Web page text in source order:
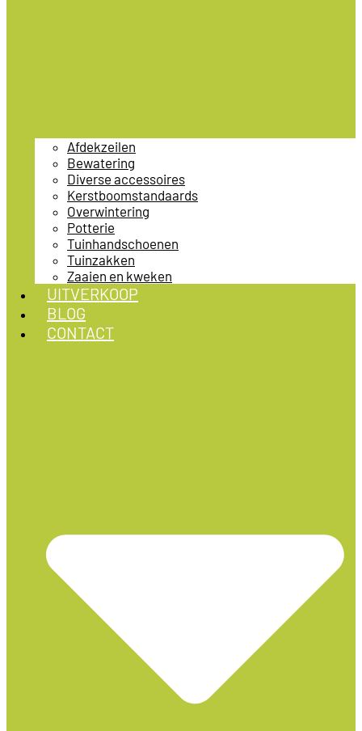
Afdekzeilen
Bewatering
Diverse accessoires
Kerstboomstandaards
Overwintering
Potterie
Tuinhandschoenen
Tuinzakken
Zaaien en kweken
UITVERKOOP
BLOG
CONTACT